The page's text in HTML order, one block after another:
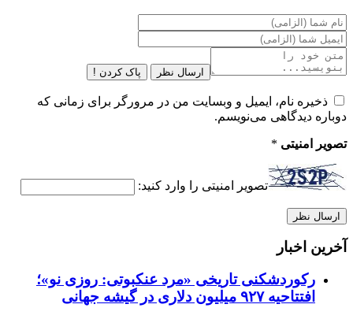
ارسال نظر پاک کردن !
ذخیره نام، ایمیل و وبسایت من در مرورگر برای زمانی که
دوباره دیدگاهی می‌نویسم.
تصویر امنیتی *
تصویر امنیتی را وارد کنید:
آخرین اخبار
رکوردشکنی تاریخی «مرد عنکبوتی: روزی نو»؛
افتتاحیه ۹۲۷ میلیون دلاری در گیشه جهانی